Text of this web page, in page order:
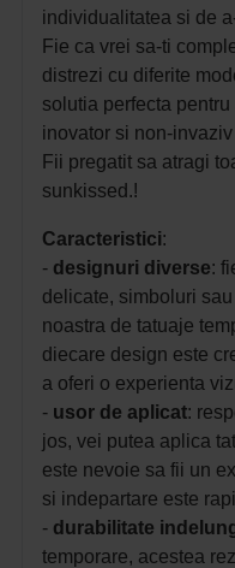
individualitatea si de
Fie ca vrei sa-ti
distrezi cu diferite
solutia perfecta
inovator si non-invaziv
Fii pregatit sa atragi
sunkissed.!
Caracteristici:
- designuri diverse:
delicate, simboluri
noastra de tatuaje
diecare design este
a oferi o experienta
- usor de aplicat:
jos, vei putea aplica
este nevoie sa fii un
si indepartare este
- durabilitate
temporare, acestea